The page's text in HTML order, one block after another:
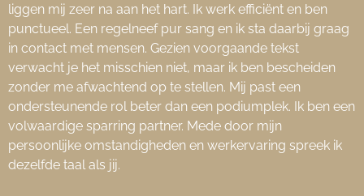
liggen mij zeer na aan het hart. Ik werk efficiënt en ben
punctueel. Een regelneef pur sang en ik sta daarbij graag
in contact met mensen. Gezien voorgaande tekst
verwacht je het misschien niet, maar ik ben bescheiden
zonder me afwachtend op te stellen. Mij past een
ondersteunende rol beter dan een podiumplek. Ik ben een
volwaardige sparring partner. Mede door mijn
persoonlijke omstandigheden en werkervaring spreek ik
dezelfde taal als jij.